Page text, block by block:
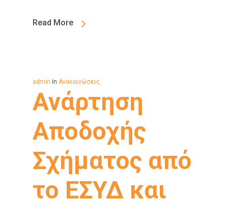
Read More
admin InΑνακοινώσεις
Ανάρτηση
Αποδοχής
Σχήματος από
το ΕΣΥΔ και